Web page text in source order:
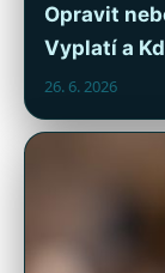
Opravit
Vyplatí a
26. 6. 2026